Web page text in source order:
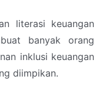
literasi keuangan
banyak orang
inklusi keuangan
diimpikan.